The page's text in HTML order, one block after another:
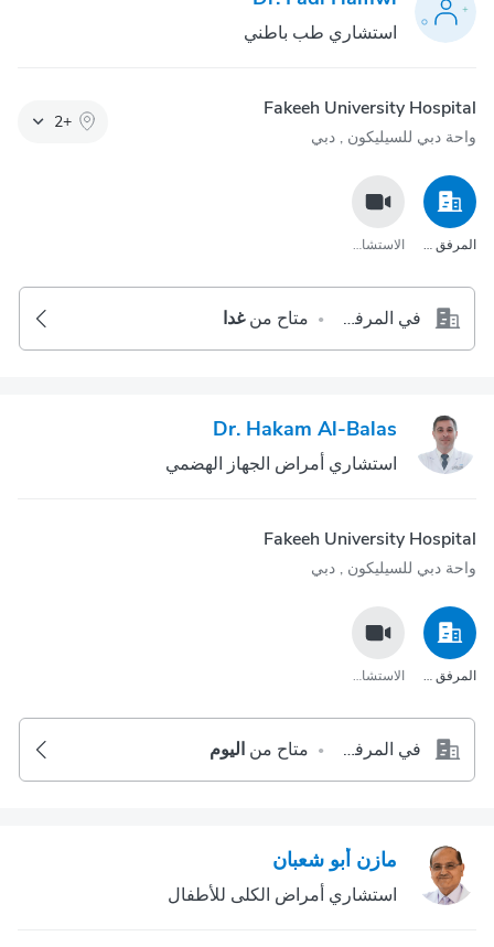
استشاري طب باطني
Fakeeh University Hospital
واحة دبي للسيليكون‎ , دبي
+
2
المرفق الصحي الاستشارة عبر مكالمة الفيديو
في المرفق الصحي • متاح من غدا
Dr. Hakam Al-Balas
استشاري أمراض الجهاز الهضمي
Fakeeh University Hospital
واحة دبي للسيليكون‎ , دبي
المرفق الصحي الاستشارة عبر مكالمة الفيديو
في المرفق الصحي • متاح من اليوم
مازن أبو شعبان
استشاري أمراض الكلى للأطفال